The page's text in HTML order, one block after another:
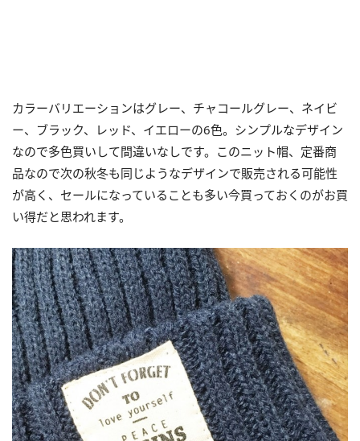
カラーバリエーションはグレー、チャコールグレー、ネイビ
ー、ブラック、レッド、イエローの6色。シンプルなデザイン
なので多色買いして間違いなしです。このニット帽、定番商
品なので次の秋冬も同じようなデザインで販売される可能性
が高く、セールになっていることも多い今買っておくのがお買
い得だと思われます。